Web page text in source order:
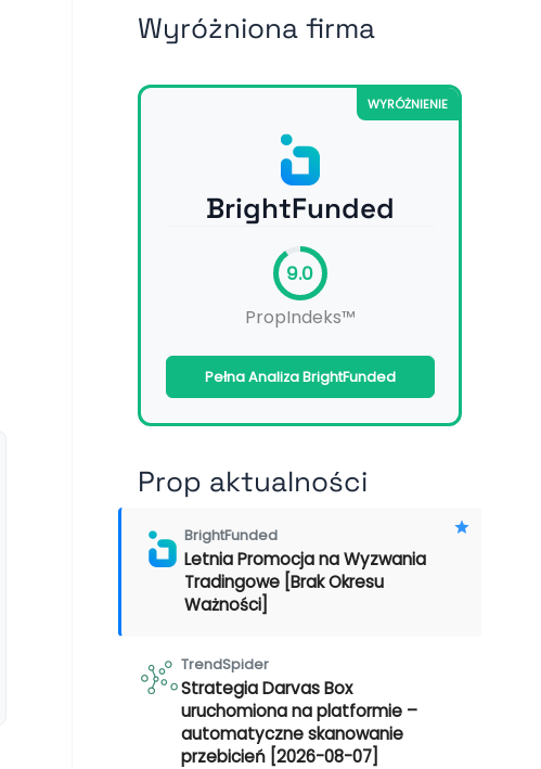
Wyróżniona firma
WYRÓŻNIENIE
BrightFunded
9.0
PropIndeks™
Pełna Analiza BrightFunded
Prop aktualności
BrightFunded
Letnia Promocja na Wyzwania
Tradingowe [Brak Okresu
Ważności]
TrendSpider
Strategia Darvas Box
uruchomiona na platformie –
automatyczne skanowanie
przebicień [2026-08-07]